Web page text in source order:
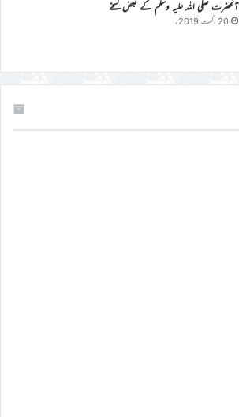
آنحضرت صلی اللہ علیہ وسلم کے بعض نسخے
20 اگست 2019ء